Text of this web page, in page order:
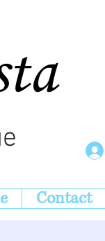
Contact